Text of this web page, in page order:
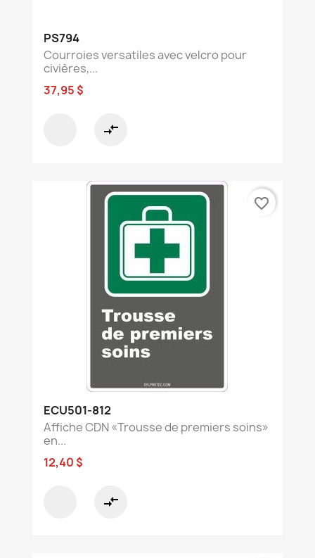
PS794
Courroies versatiles avec velcro pour
civières,...
37,95 $
compare_arrows
ECU501-812
Affiche CDN «Trousse de premiers soins»
en...
12,40 $
compare_arrows
favorite_border